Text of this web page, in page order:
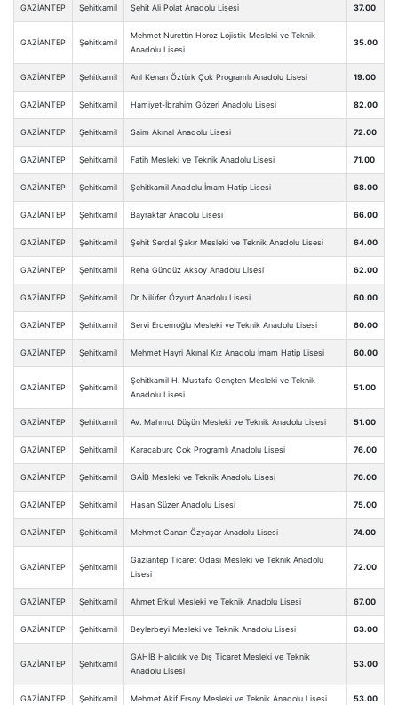
GAZİANTEP Şehitkamil Şehit Ali Polat Anadolu Lisesi 37.00
GAZİANTEP Şehitkamil
Mehmet Nurettin Horoz Lojistik Mesleki ve Teknik
Anadolu Lisesi
35.00
GAZİANTEP Şehitkamil Arıl Kenan Öztürk Çok Programlı Anadolu Lisesi 19.00
GAZİANTEP Şehitkamil Hamiyet-İbrahim Gözeri Anadolu Lisesi 82.00
GAZİANTEP Şehitkamil Saim Akınal Anadolu Lisesi 72.00
GAZİANTEP Şehitkamil Fatih Mesleki ve Teknik Anadolu Lisesi 71.00
GAZİANTEP Şehitkamil Şehitkamil Anadolu İmam Hatip Lisesi 68.00
GAZİANTEP Şehitkamil Bayraktar Anadolu Lisesi 66.00
GAZİANTEP Şehitkamil Şehit Serdal Şakır Mesleki ve Teknik Anadolu Lisesi 64.00
GAZİANTEP Şehitkamil Reha Gündüz Aksoy Anadolu Lisesi 62.00
GAZİANTEP Şehitkamil Dr. Nilüfer Özyurt Anadolu Lisesi 60.00
GAZİANTEP Şehitkamil Servi Erdemoğlu Mesleki ve Teknik Anadolu Lisesi 60.00
GAZİANTEP Şehitkamil Mehmet Hayri Akınal Kız Anadolu İmam Hatip Lisesi 60.00
GAZİANTEP Şehitkamil
Şehitkamil H. Mustafa Gençten Mesleki ve Teknik
Anadolu Lisesi
51.00
GAZİANTEP Şehitkamil Av. Mahmut Düşün Mesleki ve Teknik Anadolu Lisesi 51.00
GAZİANTEP Şehitkamil Karacaburç Çok Programlı Anadolu Lisesi 76.00
GAZİANTEP Şehitkamil GAİB Mesleki ve Teknik Anadolu Lisesi 76.00
GAZİANTEP Şehitkamil Hasan Süzer Anadolu Lisesi 75.00
GAZİANTEP Şehitkamil Mehmet Canan Özyaşar Anadolu Lisesi 74.00
GAZİANTEP Şehitkamil
Gaziantep Ticaret Odası Mesleki ve Teknik Anadolu
Lisesi
72.00
GAZİANTEP Şehitkamil Ahmet Erkul Mesleki ve Teknik Anadolu Lisesi 67.00
GAZİANTEP Şehitkamil Beylerbeyi Mesleki ve Teknik Anadolu Lisesi 63.00
GAZİANTEP Şehitkamil
GAHİB Halıcılık ve Dış Ticaret Mesleki ve Teknik
Anadolu Lisesi
53.00
GAZİANTEP Şehitkamil Mehmet Akif Ersoy Mesleki ve Teknik Anadolu Lisesi 53.00